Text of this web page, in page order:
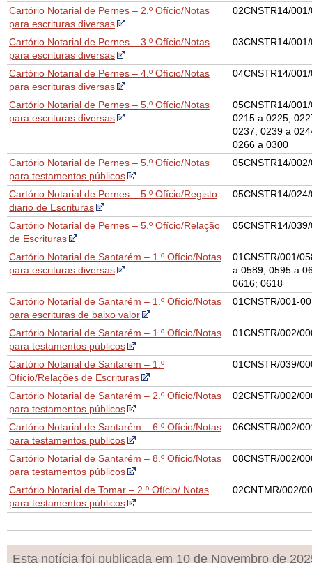
Cartório Notarial de Pernes – 2.º Ofício/Notas
para escrituras diversas
02CNSTR14/
Cartório Notarial de Pernes – 3.º Ofício/Notas
para escrituras diversas
03CNSTR14/
Cartório Notarial de Pernes – 4.º Ofício/Notas
para escrituras diversas
04CNSTR14/
Cartório Notarial de Pernes – 5.º Ofício/Notas
para escrituras diversas
05CNSTR14/
0215 a 0225;
0237; 0239 a
0266 a 0300
Cartório Notarial de Pernes – 5.º Ofício/Notas
para testamentos públicos
05CNSTR14/
Cartório Notarial de Pernes – 5.º Ofício/Registo
diário de Escrituras
05CNSTR14/
Cartório Notarial de Pernes – 5.º Ofício/Relação
de Escrituras
05CNSTR14/
Cartório Notarial de Santarém – 1.º Ofício/Notas
para escrituras diversas
01CNSTR/001/
a 0589; 0595 a
0616; 0618
Cartório Notarial de Santarém – 1.º Ofício/Notas
para escrituras de baixo valor
01CNSTR/001-
Cartório Notarial de Santarém – 1.º Ofício/Notas
para testamentos públicos
01CNSTR/002/
Cartório Notarial de Santarém – 1.º
Ofício/Relações de Escrituras
01CNSTR/039/
Cartório Notarial de Santarém – 2.º Ofício/Notas
para testamentos públicos
02CNSTR/002/
Cartório Notarial de Santarém – 6.º Ofício/Notas
para testamentos públicos
06CNSTR/002/
Cartório Notarial de Santarém – 8.º Ofício/Notas
para testamentos públicos
08CNSTR/002/
Cartório Notarial de Tomar – 2.º Ofício/ Notas
para testamentos públicos
02CNTMR/002/
Esta notícia foi publicada em 10 de Novembro de